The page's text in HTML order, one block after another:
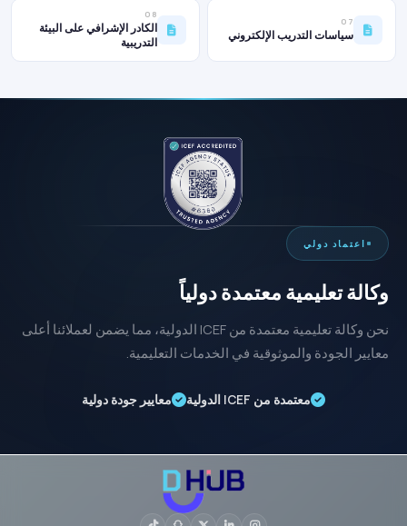
07
سياسات التدريب الإلكتروني
08
الكادر الإشرافي على البيئة
التدريبية
اعتماد دولي
وكالة تعليمية معتمدة دولياً
نحن وكالة تعليمية معتمدة من ICEF الدولية، مما يضمن لعملائنا أعلى
معايير الجودة والموثوقية في الخدمات التعليمية.
معتمدة من ICEF الدولية معايير جودة دولية